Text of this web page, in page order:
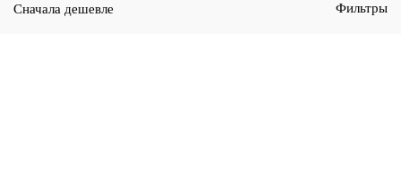
Сначала дешевле Фильтры